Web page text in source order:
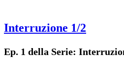
Interruzione 1/2
Ep. 1 della Serie: